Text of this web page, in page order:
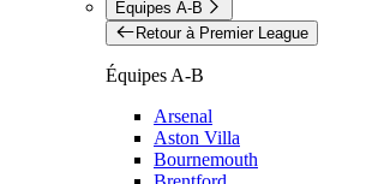
Équipes A-B
Retour à Premier League
Équipes A-B
Arsenal
Aston Villa
Bournemouth